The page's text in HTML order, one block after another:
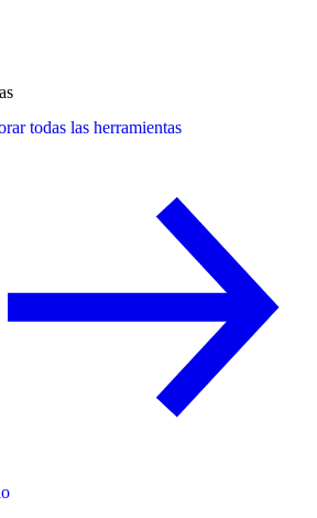
todas las herramientas